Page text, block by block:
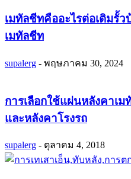
เมทัลชีทคืออะไรต่อเติมรั้
เมทัลชีท
supalerg - พฤษภาคม 30, 2024
การเลือกใช้แผ่นหลังคาเ
และหลังคาโรงรถ
supalerg - ตุลาคม 4, 2018